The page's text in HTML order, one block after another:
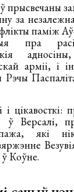
прысвечаны
за
паміж
пра
арміі, і
Рэчы
і цікавосткі:
Версалі,
які
Коўне.